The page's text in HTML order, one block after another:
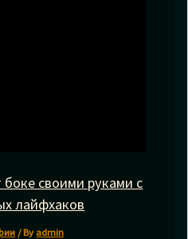
своими руками с
лайфхаков
/ Byadmin